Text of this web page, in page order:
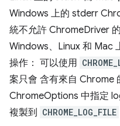
Windows 上的 stderr
統不允許 ChromeDriver
Windows、Linux 和 Mac
操作： 可以使用
案只會 含有來自 Chrome
ChromeOptions 中指定
複製到 CHROME_LOG_FILE